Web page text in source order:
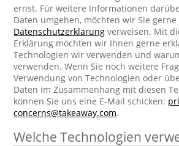
ernst. Für weitere Informationen
Daten umgehen, möchten wir Sie
Datenschutzerklärung verweisen. Mit
Erklärung möchten wir Ihnen gerne
Technologien wir verwenden und
verwenden. Wenn Sie noch weitere
Verwendung von Technologien oder
Daten im Zusammenhang mit diesen
können Sie uns eine E-Mail schicken:
concerns@takeaway.com.
Welche Technologien